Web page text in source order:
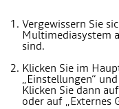
Vergewissern Sie
Multimediasystem
sind.
Klicken Sie im
„Einstellungen“
Klicken Sie dann
oder auf „Externes